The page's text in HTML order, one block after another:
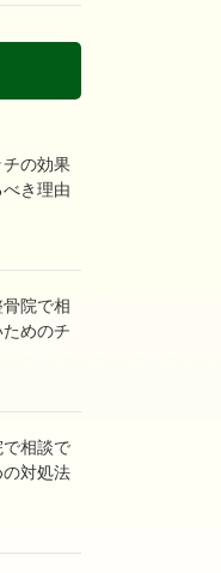
の効果
き理由
院で相
めのチ
相談で
対処法